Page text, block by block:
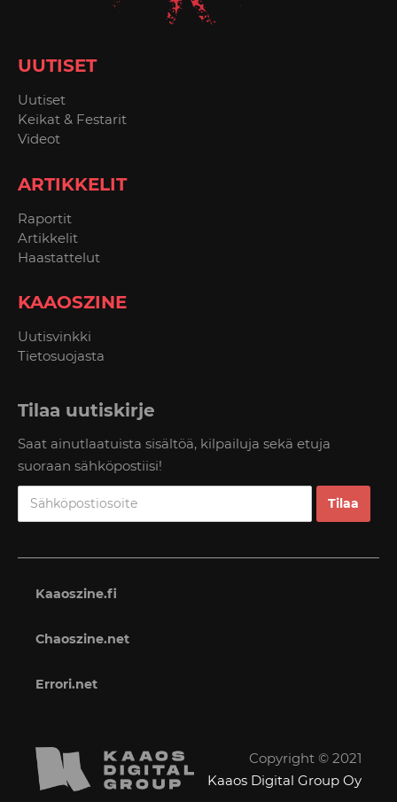
UUTISET
Uutiset
Keikat & Festarit
Videot
ARTIKKELIT
Raportit
Artikkelit
Haastattelut
KAAOSZINE
Uutisvinkki
Tietosuojasta
Tilaa uutiskirje
Saat ainutlaatuista sisältöä, kilpailuja sekä etuja
suoraan sähköpostiisi!
Kaaoszine.fi
Chaoszine.net
Errori.net
Copyright © 2021
Kaaos Digital Group Oy